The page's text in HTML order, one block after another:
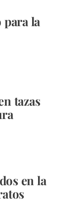
la
tazas
en la